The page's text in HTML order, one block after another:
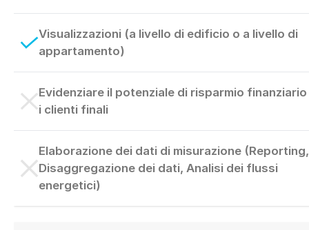
Visualizzazioni (a livello di edificio o a livello di
appartamento)
Evidenziare il potenziale di risparmio
i clienti finali
Elaborazione dei dati di misurazione (Reporting,
Disaggregazione dei dati, Analisi dei flussi
energetici)